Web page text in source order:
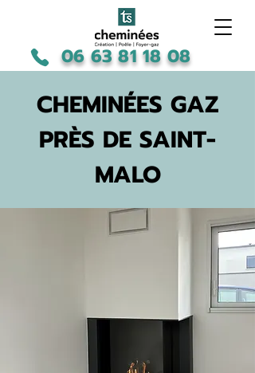
06 63 81 18 08
CHEMINÉES GAZ
PRÈS DE SAINT-
MALO